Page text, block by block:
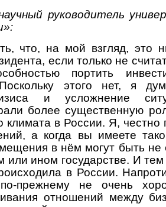
руководитель
что, на мой взгляд, это
если только не
портить
этого нет, я
и усложнение
более существенную
климата в России. Я, честно
а когда вы имеете
в нём могут быть не
или ином государстве. И
в России.
прежнему не очень
отношений между